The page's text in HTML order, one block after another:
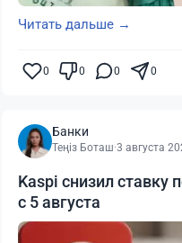
Читать дальше →
0 0 0 0
Банки
Теңіз Боташ·3 августа
Kaspi снизил ставку
с 5 августа